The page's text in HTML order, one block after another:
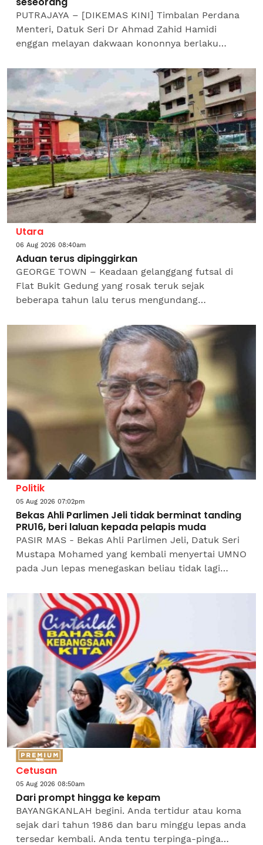
PUTRAJAYA – [DIKEMAS KINI] Timbalan Perdana
Menteri, Datuk Seri Dr Ahmad Zahid Hamidi
enggan melayan dakwaan kononnya berlaku
Menteri Besar Negeri Sembilan,...
Utara
06 Aug 2026 08:40am
Aduan terus dipinggirkan
GEORGE TOWN – Keadaan gelanggang futsal di
Flat Bukit Gedung yang rosak teruk sejak
beberapa tahun lalu terus mengundang
riadah itu masih gagal dibaik pulih...
Politik
05 Aug 2026 07:02pm
Bekas Ahli Parlimen Jeli tidak berminat tanding
PRU16, beri laluan kepada pelapis muda
PASIR MAS - Bekas Ahli Parlimen Jeli, Datuk Seri
Mustapa Mohamed yang kembali menyertai UMNO
pada Jun lepas menegaskan beliau tidak lagi
Umum ke-16 (PRU16),...
Cetusan
05 Aug 2026 08:50am
Dari prompt hingga ke kepam
BAYANGKANLAH begini. Anda tertidur atau koma
sejak dari tahun 1986 dan baru minggu lepas anda
tersedar kembali. Anda tentu terpinga-pinga